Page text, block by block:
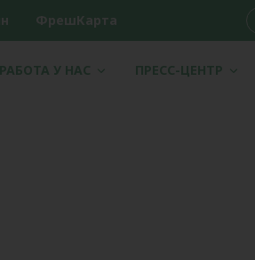
ФрешКарта
РАБОТА У НАС ПРЕСС-ЦЕНТР